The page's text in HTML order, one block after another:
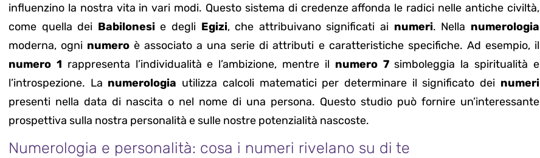
influenzino la nostra vita in vari modi. Questo sistema di credenze affonda le radici nelle antiche civiltà,
come quella dei Babilonesie degli Egizi, che attribuivano significati ai numeri. Nella numerologia
moderna, ogni numero è associato a una serie di attributi e caratteristiche specifiche. Ad esempio, il
numero 1 rappresenta l’individualità e l’ambizione, mentre il numero 7simboleggia la spiritualità e
l’introspezione. La numerologia utilizza calcoli matematici per determinare il significato dei numeri
presenti nella data di nascita o nel nome di una persona. Questo studio può fornire un’interessante
prospettiva sulla nostra personalità e sulle nostre potenzialità nascoste.
Numerologia e personalità: cosa i numeri rivelano su di te